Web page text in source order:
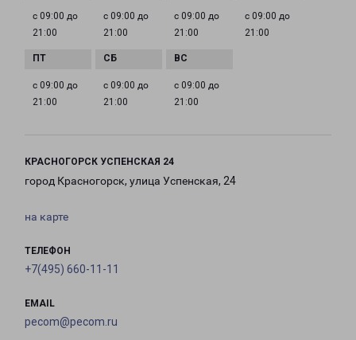
с 09:00 до
21:00
с 09:00 до
21:00
с 09:00 до
21:00
с 09:00 до
21:00
с 09:00 до
21:00
с 09:00 до
21:00
с 09:00 до
21:00
КРАСНОГОРСК УСПЕНСКАЯ 24
город Красногорск, улица Успенская, 24
на карте
ТЕЛЕФОН
+7(495) 660-11-11
EMAIL
pecom@pecom.ru